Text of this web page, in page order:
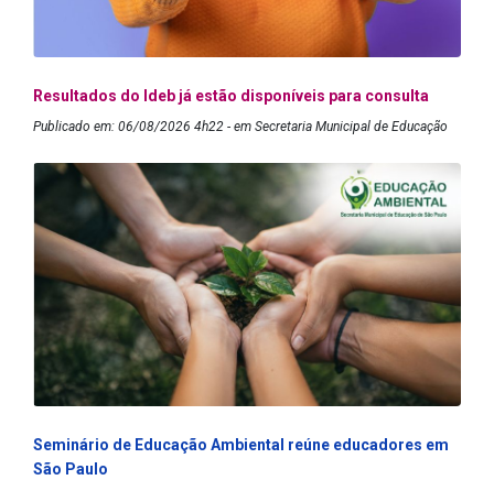
Resultados do Ideb já estão disponíveis para consulta
Publicado em: 06/08/2026 4h22 - em Secretaria Municipal de Educação
Seminário de Educação Ambiental reúne educadores em
São Paulo